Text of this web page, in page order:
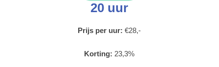
20 uur
Prijs per uur: €28,-
Korting: 23,3%